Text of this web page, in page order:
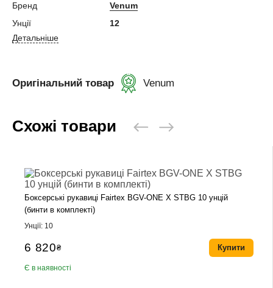
Бренд
Venum
Унції
12
Детальніше
Оригінальний товар Venum
Схожі товари
Боксерські рукавиці Fairtex BGV-ONE X STBG 10 унцій
(бинти в комплекті)
Унції: 10
6 820₴
Є в наявності
Купити